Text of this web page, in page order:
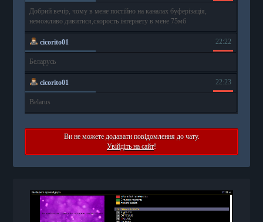
Ви не можете додавати повідомлення до чату.
Увійдіть на сайт!